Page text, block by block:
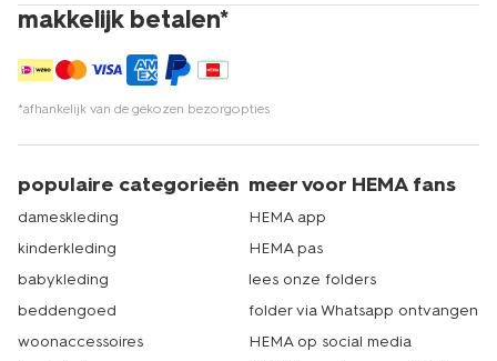
makkelijk betalen*
*afhankelijk van de gekozen bezorgopties
populaire categorieën
dameskleding
kinderkleding
babykleding
beddengoed
woonaccessoires
meer voor HEMA fans
HEMA app
HEMA pas
lees onze folders
folder via Whatsapp ontvangen
HEMA op social media